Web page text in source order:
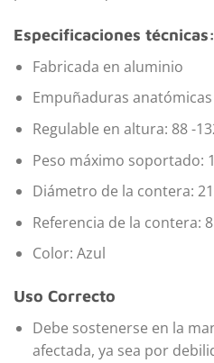
Especificaciones técnicas:
Fabricada en aluminio
Empuñaduras
Regulable en altura: 88 -
Peso máximo soportado:
Diámetro de la contera:
Referencia de la contera:
Color: Azul
Uso Correcto
Debe sostenerse en la
afectada, ya sea por